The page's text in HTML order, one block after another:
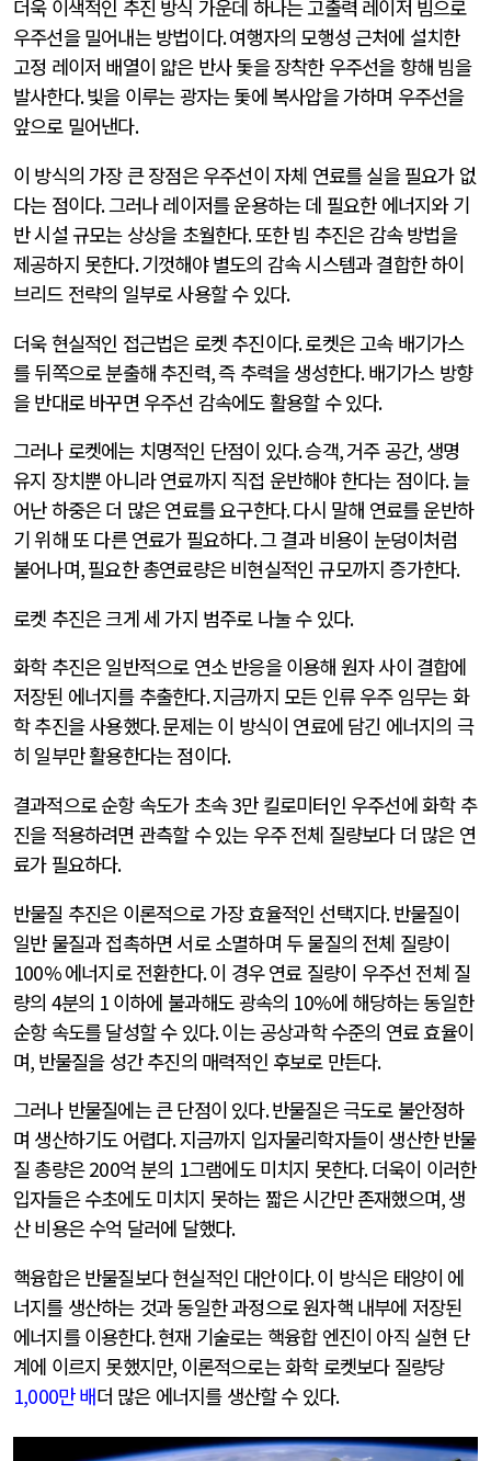
더욱 이색적인 추진 방식 가운데 하나는 고출력 레이저 빔으로
우주선을 밀어내는 방법이다.여행자의 모행성 근처에 설치한
고정 레이저 배열이 얇은 반사 돛을 장착한 우주선을 향해 빔을
발사한다.빛을 이루는 광자는 돛에 복사압을 가하며 우주선을
앞으로 밀어낸다.
이 방식의 가장 큰 장점은 우주선이 자체 연료를 실을 필요가 없
다는 점이다.그러나 레이저를 운용하는 데 필요한 에너지와 기
반 시설 규모는 상상을 초월한다.또한 빔 추진은 감속 방법을
제공하지 못한다.기껏해야 별도의 감속 시스템과 결합한 하이
브리드 전략의 일부로 사용할 수 있다.
더욱 현실적인 접근법은 로켓 추진이다.로켓은 고속 배기가스
를 뒤쪽으로 분출해 추진력,즉 추력을 생성한다.배기가스 방향
을 반대로 바꾸면 우주선 감속에도 활용할 수 있다.
그러나 로켓에는 치명적인 단점이 있다.승객,거주 공간, 생명
유지 장치뿐 아니라 연료까지 직접 운반해야 한다는 점이다.늘
어난 하중은 더 많은 연료를 요구한다.다시 말해 연료를 운반하
기 위해 또 다른 연료가 필요하다.그 결과 비용이 눈덩이처럼
불어나며,필요한 총연료량은 비현실적인 규모까지 증가한다.
로켓 추진은 크게 세 가지 범주로 나눌 수 있다.
화학 추진은 일반적으로 연소 반응을 이용해 원자 사이 결합에
저장된 에너지를 추출한다.지금까지 모든 인류 우주 임무는 화
학 추진을 사용했다.문제는 이 방식이 연료에 담긴 에너지의 극
히 일부만 활용한다는 점이다.
결과적으로 순항 속도가 초속3만 킬로미터인 우주선에 화학 추
진을 적용하려면 관측할 수 있는 우주 전체 질량보다 더 많은 연
료가 필요하다.
반물질 추진은 이론적으로 가장 효율적인 선택지다.반물질이
일반 물질과 접촉하면 서로 소멸하며 두 물질의 전체 질량이
100%에너지로 전환한다.이 경우 연료 질량이 우주선 전체 질
량의 4분의 1 이하에 불과해도 광속의 10%에 해당하는 동일한
순항 속도를 달성할 수 있다.이는 공상과학 수준의 연료 효율이
며, 반물질을 성간 추진의 매력적인 후보로 만든다.
그러나 반물질에는 큰 단점이 있다.반물질은 극도로 불안정하
며 생산하기도 어렵다.지금까지 입자물리학자들이 생산한 반물
질 총량은200억 분의 1그램에도 미치지 못한다.더욱이 이러한
입자들은 수초에도 미치지 못하는 짧은 시간만 존재했으며,생
산 비용은 수억 달러에 달했다.
핵융합은 반물질보다 현실적인 대안이다.이 방식은 태양이 에
너지를 생산하는 것과 동일한 과정으로 원자핵 내부에 저장된
에너지를 이용한다.현재 기술로는 핵융합 엔진이 아직 실현 단
계에 이르지 못했지만, 이론적으로는 화학 로켓보다 질량당
1,000만 배더 많은 에너지를 생산할 수 있다.